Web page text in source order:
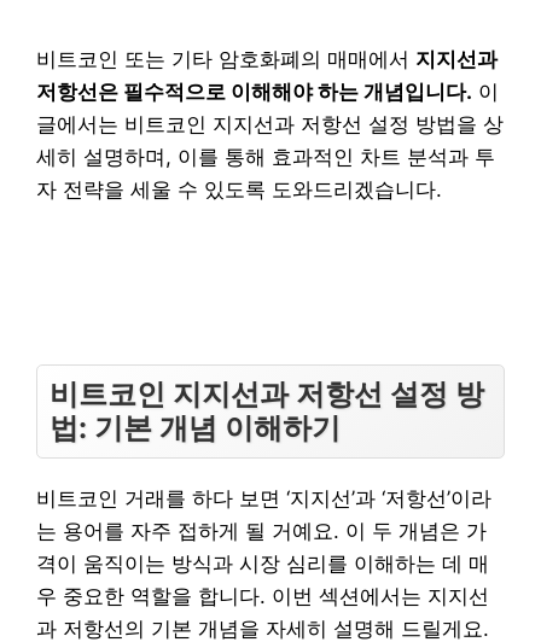
비트코인 또는 기타 암호화폐의 매매에서 지지선과
저항선은 필수적으로 이해해야 하는 개념입니다. 이
글에서는 비트코인 지지선과 저항선 설정 방법을 상
세히 설명하며, 이를 통해 효과적인 차트 분석과 투
자 전략을 세울 수 있도록 도와드리겠습니다.
비트코인 지지선과 저항선 설정 방
법: 기본 개념 이해하기
비트코인 거래를 하다 보면 ‘지지선’과 ‘저항선’이라
는 용어를 자주 접하게 될 거예요. 이 두 개념은 가
격이 움직이는 방식과 시장 심리를 이해하는 데 매
우 중요한 역할을 합니다. 이번 섹션에서는 지지선
과 저항선의 기본 개념을 자세히 설명해 드릴게요.